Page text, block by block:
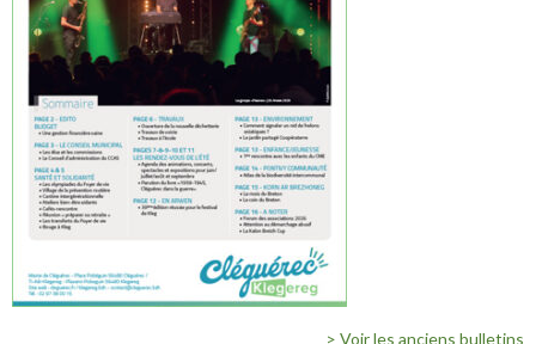
> Voir les anciens bulletins